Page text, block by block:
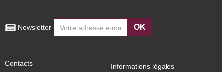
Newsletter OK
Contacts Informations légales